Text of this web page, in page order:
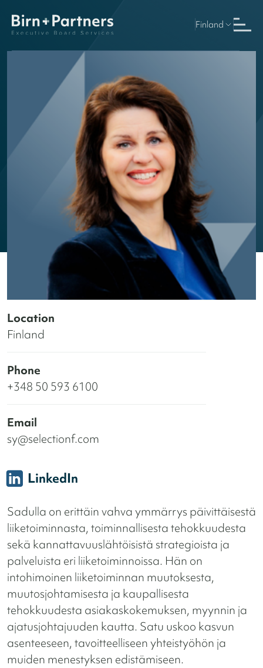
Finland
Location
Finland
Phone
+348 50 593 6100
Email
sy@selectionf.com
LinkedIn
Sadulla on erittäin vahva ymmärrys päivittäisestä
liiketoiminnasta, toiminnallisesta tehokkuudesta
sekä kannattavuus­lähtöisistä strategioista ja
palveluista eri liiketoiminnoissa. Hän on
intohimoinen liiketoiminnan muutoksesta,
muutosjohtamisesta ja kaupallisesta
tehokkuudesta asiakaskokemuksen, myynnin ja
ajatusjohtajuuden kautta. Satu uskoo kasvun
asenteeseen, tavoitteelliseen yhteistyöhön ja
muiden menestyksen edistämiseen.